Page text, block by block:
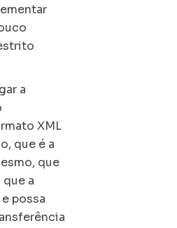
a
XML
que é a
que
a
possa